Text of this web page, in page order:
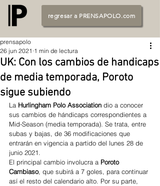
regresar a PRENSAPOLO.com
UK: Con los cambios de handicaps
de media temporada, Poroto
sigue subiendo
prensapolo
26 jun 2021 1 min de lectura
La Hurlingham Polo Association dio a conocer
sus cambios de hándicaps correspondientes a
Mid-Season (media temporada). Se trata, entre
subas y bajas, de 36 modificaciones que
entrarán en vigencia a partido del lunes 28 de
junio 2021.
El principal cambio involucra a Poroto
Cambiaso, que subirá a 7 goles, para continuar
así el resto del calendario alto. Por su parte,